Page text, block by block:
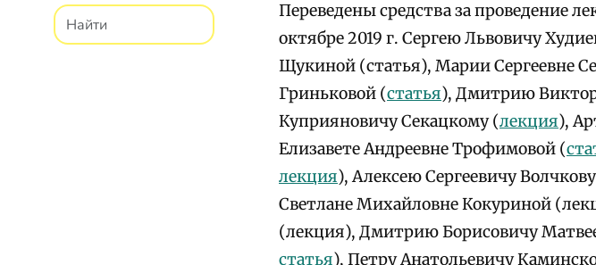
Переведены средства за проведение
октябре 2019 г. Сергею Львовичу
Щукиной (статья), Марии Сергеевне
Гриньковой (статья), Дмитрию
Куприяновичу Секацкому (лекция),
Елизавете Андреевне Трофимовой (
лекция), Алексею Сергеевичу
Светлане Михайловне Кокуриной
(лекция), Дмитрию Борисовичу
статья), Петру Анатольевичу